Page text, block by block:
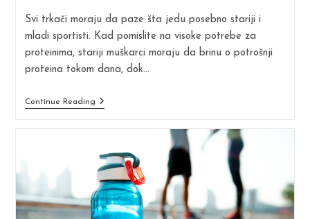
modified:
Svi trkači moraju da paze šta jedu posebno stariji i
mladi sportisti. Kad pomislite na visoke potrebe za
proteinima, stariji muškarci moraju da brinu o potrošnji
proteina tokom dana, dok…
Continue ReadingUnos
Proteina
Mlade
I
Starije
Trkače